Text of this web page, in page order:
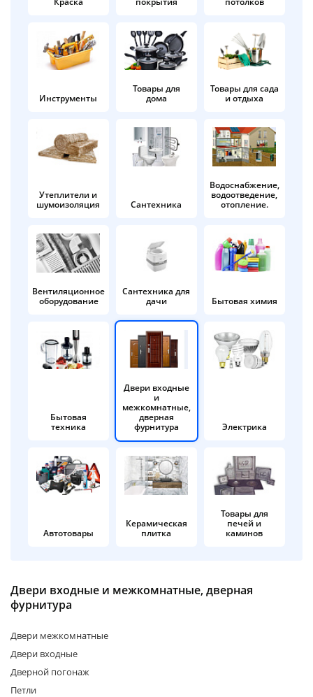
Инструменты
Товары для
дома
Товары для сада
и отдыха
Утеплители и
шумоизоляция
Сантехника
Водоснабжение,
водоотведение,
отопление.
Вентиляционное
оборудование
Сантехника для
дачи
Бытовая химия
Бытовая
техника
Двери входные
и
межкомнатные,
дверная
фурнитура
Электрика
Автотовары
Керамическая
плитка
Товары для
печей и
каминов
Двери входные и межкомнатные, дверная
фурнитура
Двери межкомнатные
Двери входные
Дверной погонаж
Петли
в корзину
Оплачивайте сегодня только
25% картой любого банка
Получайте товар
выбранный способом
Оставшиеся
% будут
по25%каждые 2 недели
Подробнее
об оплате Плайтом
раз в 2
недели
Остались вопросы?
8 800 302-02-51
plait.ru